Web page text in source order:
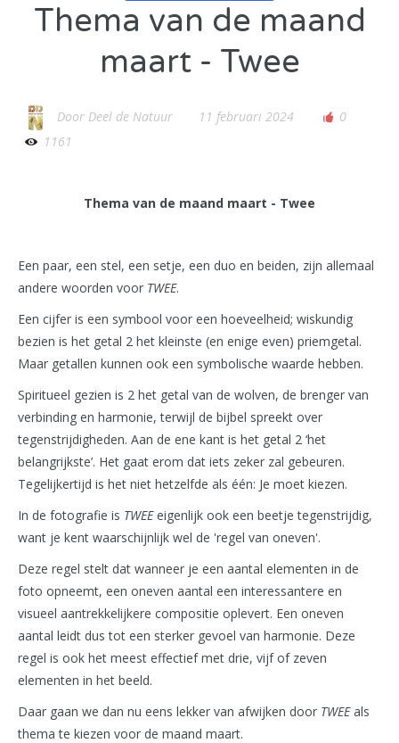
Thema van de maand
maart - Twee
Door Deel de Natuur 11 februari 2024
0
1161
Thema van de maand maart - Twee
Een paar, een stel, een setje, een duo en beiden, zijn allemaal
andere woorden voor TWEE.
Een cijfer is een symbool voor een hoeveelheid; wiskundig
bezien is het getal 2 het kleinste (en enige even) priemgetal.
Maar getallen kunnen ook een symbolische waarde hebben.
Spiritueel gezien is 2 het getal van de wolven, de brenger van
verbinding en harmonie, terwijl de bijbel spreekt over
tegenstrijdigheden. Aan de ene kant is het getal 2 ‘het
belangrijkste’. Het gaat erom dat iets zeker zal gebeuren.
Tegelijkertijd is het niet hetzelfde als één: Je moet kiezen.
In de fotografie is TWEEeigenlijk ook een beetje tegenstrijdig,
want je kent waarschijnlijk wel de 'regel van oneven'.
Deze regel stelt dat wanneer je een aantal elementen in de
foto opneemt, een oneven aantal een interessantere en
visueel aantrekkelijkere compositie oplevert. Een oneven
aantal leidt dus tot een sterker gevoel van harmonie. Deze
regel is ook het meest effectief met drie, vijf of zeven
elementen in het beeld.
Daar gaan we dan nu eens lekker van afwijken door TWEEals
thema te kiezen voor de maand maart.